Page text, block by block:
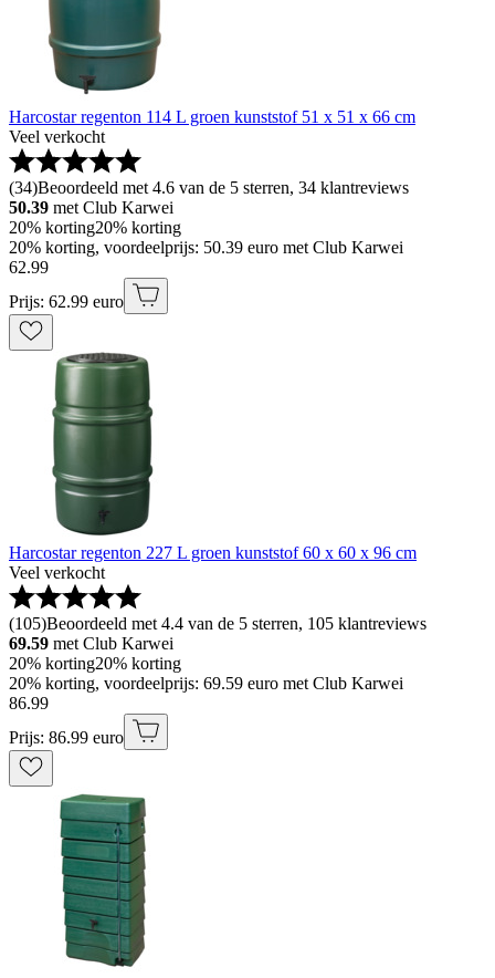
Harcostar regenton 114 L groen kunststof 51 x 51 x 66 cm
Veel verkocht
(34)Beoordeeld met 4.6 van de 5 sterren, 34 klantreviews
50.39 met Club Karwei
20% korting20% korting
20% korting, voordeelprijs: 50.39 euro met Club Karwei
62.99
Prijs: 62.99 euro
Harcostar regenton 227 L groen kunststof 60 x 60 x 96 cm
Veel verkocht
(105)Beoordeeld met 4.4 van de 5 sterren, 105 klantreviews
69.59 met Club Karwei
20% korting20% korting
20% korting, voordeelprijs: 69.59 euro met Club Karwei
86.99
Prijs: 86.99 euro